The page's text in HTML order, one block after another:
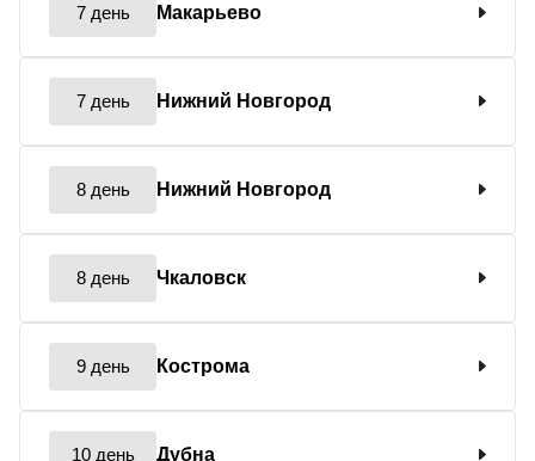
7 день Макарьево
7 день Нижний Новгород
8 день Нижний Новгород
8 день Чкаловск
9 день Кострома
10 день Дубна